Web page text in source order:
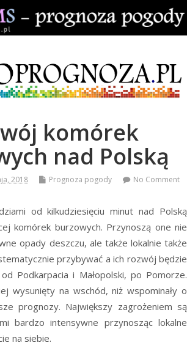
komórek
nad Polską
2018 Prognoza pogody No Comment
od kilkudziesięciu minut nad Polską
komórek burzowych. Przynoszą one nie
opady deszczu, ale także lokalnie także
przybywać a ich rozwój będzie
Podkarpacia i Małopolski, po Pomorze.
wysunięty na wschód, niż wspominały o
prognozy. Największy zagrożeniem są
bardzo intensywne przynosząc lokalne
na siebie.